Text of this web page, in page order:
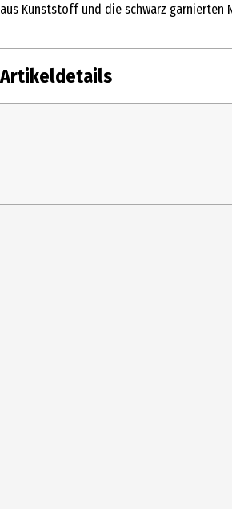
aus Kunststoff und die schwarz garnierten
Artikeldetails